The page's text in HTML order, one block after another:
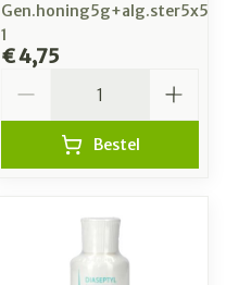
1
€ 4,75
Bestel